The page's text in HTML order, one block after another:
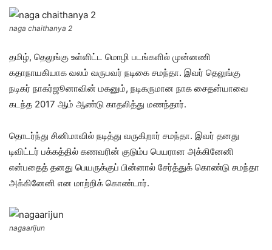
naga chaithanya 2
தமிழ், தெலுங்கு உள்ளிட்ட மொழி படங்களில் முன்னணி
கதாநாயகியாக வலம் வருபவர் நடிகை சமந்தா. இவர் தெலுங்கு
நடிகர் நாகர்ஜூனாவின் மகனும், நடிகருமான நாக சைதன்யாவை
கடந்த 2017 ஆம் ஆண்டு காதலித்து மணந்தார்.
தொடர்ந்து சினிமாவில் நடித்து வருகிறார் சமந்தா. இவர் தனது
டிவிட்டர் பக்கத்தில் கணவரின் குடும்ப பெயரான அக்கினேனி
என்பதைத் தனது பெயருக்குப் பின்னால் சேர்த்துக் கொண்டு சமந்தா
அக்கினேனி என மாற்றிக் கொண்டார்.
nagaarijun